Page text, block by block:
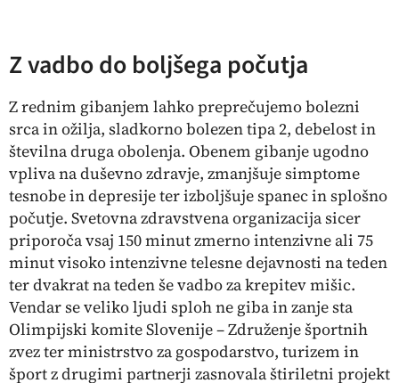
Z vadbo do boljšega počutja
Z rednim gibanjem lahko preprečujemo bolezni
srca in ožilja, sladkorno bolezen tipa 2, debelost in
številna druga obolenja. Obenem gibanje ugodno
vpliva na duševno zdravje, zmanjšuje simptome
tesnobe in depresije ter izboljšuje spanec in splošno
počutje. Svetovna zdravstvena organizacija sicer
priporoča vsaj 150 minut zmerno intenzivne ali 75
minut visoko intenzivne telesne dejavnosti na teden
ter dvakrat na teden še vadbo za krepitev mišic.
Vendar se veliko ljudi sploh ne giba in zanje sta
Olimpijski komite Slovenije – Združenje športnih
zvez ter ministrstvo za gospodarstvo, turizem in
šport z drugimi partnerji zasnovala štiriletni projekt